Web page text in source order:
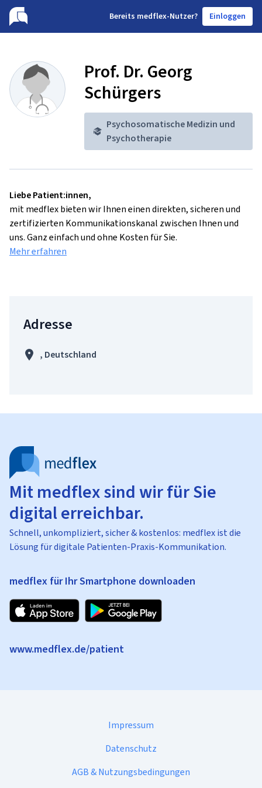
Bereits medflex-Nutzer? Einloggen
Prof. Dr. Georg
Schürgers
Psychosomatische Medizin und
Psychotherapie
Liebe Patient:innen,
mit medflex bieten wir Ihnen einen direkten, sicheren und
zertifizierten Kommunikationskanal zwischen Ihnen und
uns. Ganz einfach und ohne Kosten für Sie.
Mehr erfahren
Adresse
, Deutschland
Mit medflex sind wir für Sie
digital erreichbar.
Schnell, unkompliziert, sicher & kostenlos: medflex ist die
Lösung für digitale Patienten-Praxis-Kommunikation.
medflex für Ihr Smartphone downloaden
www.medflex.de/patient
Impressum
Datenschutz
AGB & Nutzungsbedingungen